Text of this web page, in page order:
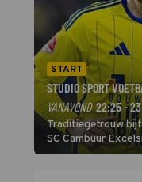
START
STUDIO SPORT
VANAVOND 22:25 -
Traditiegetrouw
SC Cambuur
De nieuwe